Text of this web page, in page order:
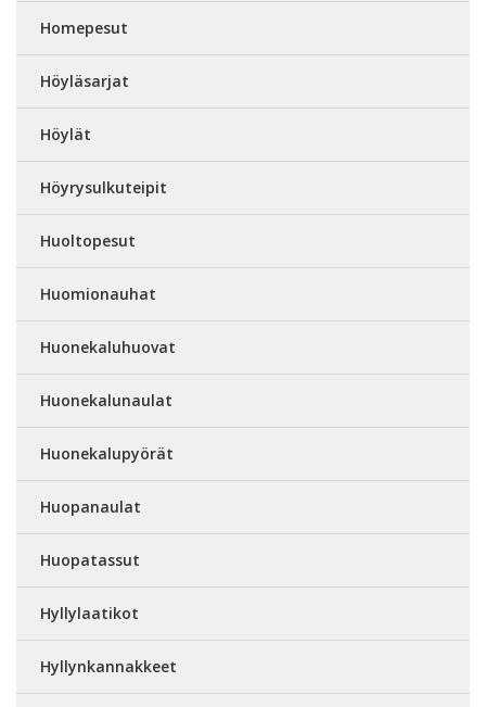
Homepesut
Höyläsarjat
Höylät
Höyrysulkuteipit
Huoltopesut
Huomionauhat
Huonekaluhuovat
Huonekalunaulat
Huonekalupyörät
Huopanaulat
Huopatassut
Hyllylaatikot
Hyllynkannakkeet